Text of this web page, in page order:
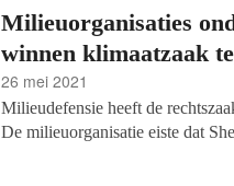
binnen de fondsenwerving. De
nalatenschappenwerving.
Milieuorganisaties
winnen klimaatzaak
26 mei 2021
Milieudefensie heeft de
De milieuorganisatie eiste dat